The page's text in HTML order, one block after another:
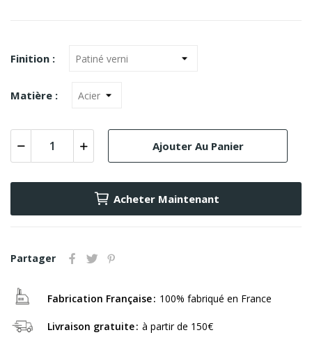
Finition :
Matière :
Ajouter Au Panier
Acheter Maintenant
Partager
Fabrication Française 100% fabriqué en France
Livraison gratuite à partir de 150€